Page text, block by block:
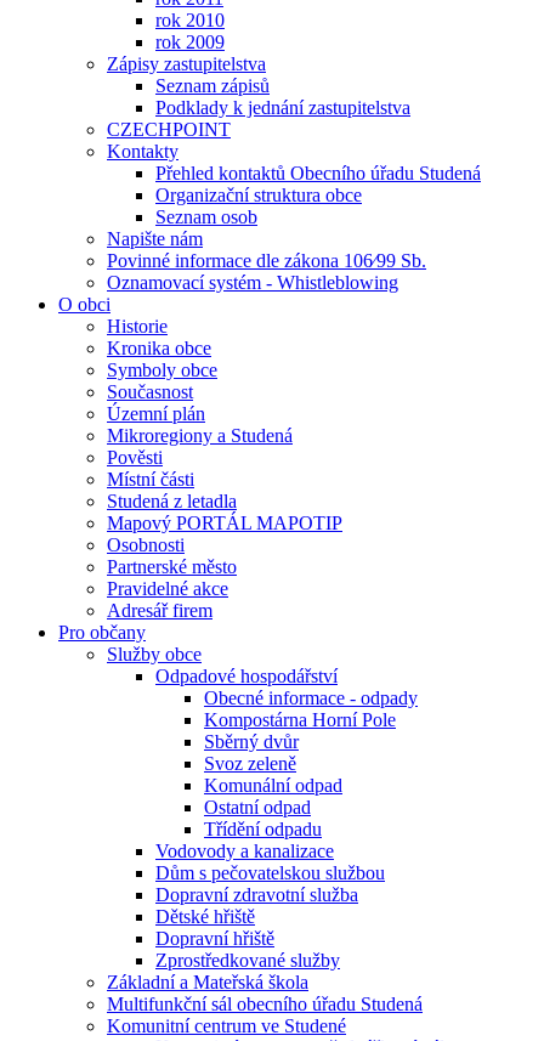
rok 2010
rok 2009
Zápisy zastupitelstva
Seznam zápisů
Podklady k jednání zastupitelstva
CZECHPOINT
Kontakty
Přehled kontaktů Obecního úřadu Studená
Organizační struktura obce
Seznam osob
Napište nám
Povinné informace dle zákona 106⁄99 Sb.
Oznamovací systém - Whistleblowing
O obci
Historie
Kronika obce
Symboly obce
Současnost
Územní plán
Mikroregiony a Studená
Pověsti
Místní části
Studená z letadla
Mapový PORTÁL MAPOTIP
Osobnosti
Partnerské město
Pravidelné akce
Adresář firem
Pro občany
Služby obce
Odpadové hospodářství
Obecné informace - odpady
Kompostárna Horní Pole
Sběrný dvůr
Svoz zeleně
Komunální odpad
Ostatní odpad
Třídění odpadu
Vodovody a kanalizace
Dům s pečovatelskou službou
Dopravní zdravotní služba
Dětské hřiště
Dopravní hřiště
Zprostředkované služby
Základní a Mateřská škola
Multifunkční sál obecního úřadu Studená
Komunitní centrum ve Studené